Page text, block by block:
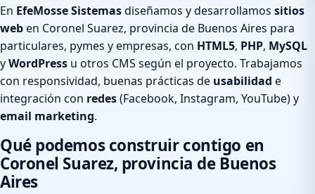
En EfeMosse Sistemasdiseñamos y desarrollamos sitios
weben Coronel Suarez, provincia de Buenos Aires para
particulares, pymes y empresas, con HTML5, PHP, MySQL
yWordPress u otros CMS según el proyecto. Trabajamos
con responsividad, buenas prácticas de usabilidad e
integración con redes(Facebook, Instagram, YouTube) y
email marketing.
Qué podemos construir contigo en
Coronel Suarez, provincia de Buenos
Aires